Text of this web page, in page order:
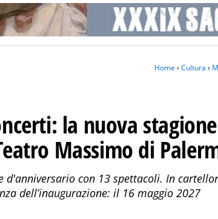
Home› Cultura ›
la nuova stagione
Massimo di
d'anniversario con 13 spettacoli. In
dell’inaugurazione: il 16 maggio 2027